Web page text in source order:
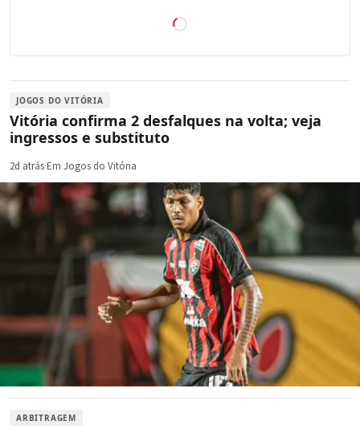
JOGOS DO VITÓRIA
Vitória confirma 2 desfalques na volta; veja
ingressos e substituto
2d atrás·Em Jogos do Vitória
ARBITRAGEM